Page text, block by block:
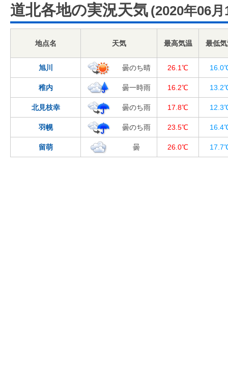
道北各地の実況天気 (2020年06月
地点名 天気 最高気温 最低
旭川 曇のち晴 26.1℃
稚内 曇一時雨 16.2℃
北見枝幸 曇のち雨 17.8℃
羽幌 曇のち雨 23.5℃
留萌 曇 26.0℃